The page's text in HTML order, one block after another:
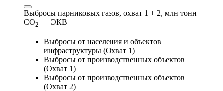
Выбросы парниковых газов, охват 1 + 2, млн тонн
СО2 — ЭКВ
Выбросы от населения и объектов
инфраструктуры (Охват 1)
Выбросы от производственных объектов
(Охват 1)
Выбросы от производственных объектов
(Охват 2)